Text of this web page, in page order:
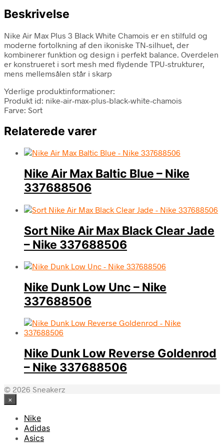
Beskrivelse
Nike Air Max Plus 3 Black White Chamois er en stilfuld og
moderne fortolkning af den ikoniske TN-silhuet, der
kombinerer funktion og design i perfekt balance. Overdelen
er konstrueret i sort mesh med flydende TPU-strukturer,
mens mellemsålen står i skarp
Yderlige produktinformationer:
Produkt id: nike-air-max-plus-black-white-chamois
Farve: Sort
Relaterede varer
Nike Air Max Baltic Blue – Nike
337688506
Sort Nike Air Max Black Clear Jade
– Nike 337688506
Nike Dunk Low Unc – Nike
337688506
Nike Dunk Low Reverse Goldenrod
– Nike 337688506
© 2026 Sneakerz
×
Nike
Adidas
Asics